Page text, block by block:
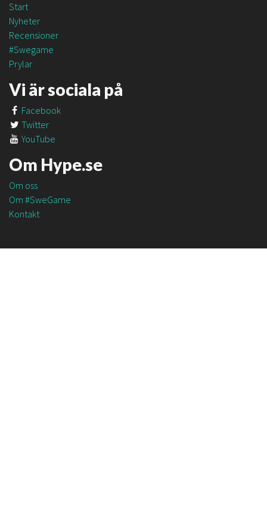
Start
Nyheter
Recensioner
#Swegame
Prylar
Vi är sociala på
Facebook
Twitter
YouTube
Om Hype.se
Om oss
Om #SweGame
Kontakt